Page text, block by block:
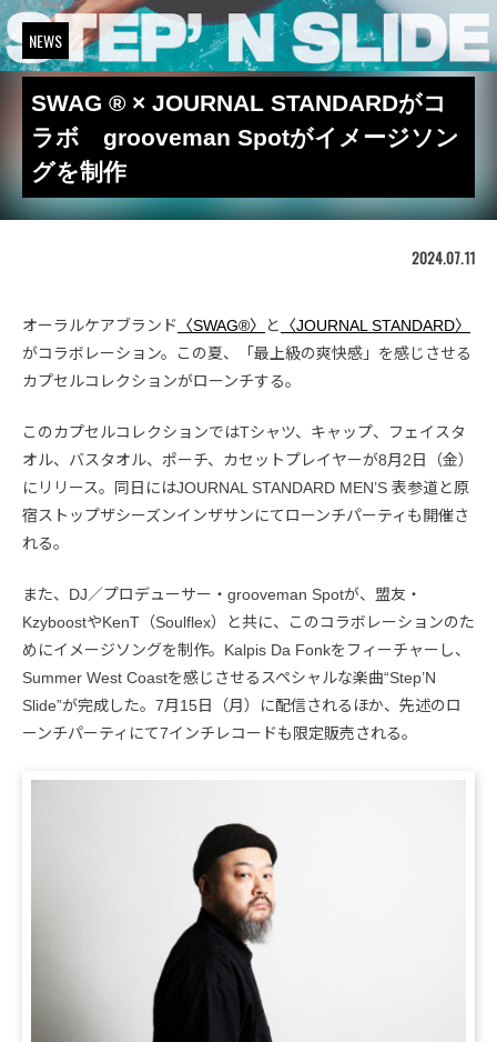
NEWS
SWAG ® × JOURNAL STANDARDがコ
ラボ grooveman Spotがイメージソン
グを制作
2024.07.11
オーラルケアブランド 〈SWAG®〉 と
〈JOURNAL STANDARD〉
がコラボレーション。この夏、「最上級の爽快感」を感じさせる
カプセルコレクションがローンチする。
このカプセルコレクションではTシャツ、キャップ、フェイスタ
オル、バスタオル、ポーチ、カセットプレイヤーが8月2日（金）
にリリース。同日にはJOURNAL STANDARD MEN’S 表参道と原
宿ストップザシーズンインザサンにてローンチパーティも開催さ
れる。
また、DJ／プロデューサー・grooveman Spotが、盟友・
KzyboostやKenT（Soulflex）と共に、このコラボレーションのた
めにイメージソングを制作。Kalpis Da Fonkをフィーチャーし、
Summer West Coastを感じさせるスペシャルな楽曲“Step’N
Slide”が完成した。7月15日（月）に配信されるほか、先述のロ
ーンチパーティにて7インチレコードも限定販売される。